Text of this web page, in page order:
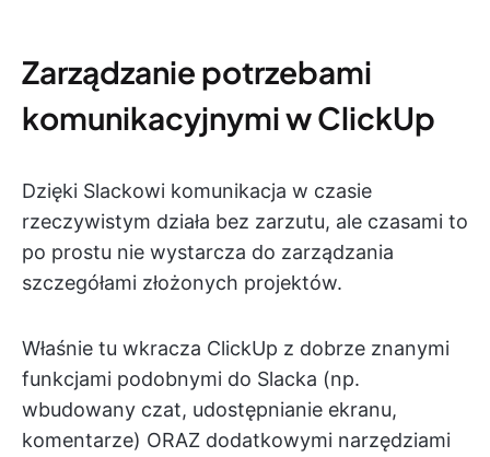
Zarządzanie potrzebami
komunikacyjnymi w ClickUp
Dzięki Slackowi komunikacja w czasie
rzeczywistym działa bez zarzutu, ale czasami to
po prostu nie wystarcza do zarządzania
szczegółami złożonych projektów.
Właśnie tu wkracza ClickUp z dobrze znanymi
funkcjami podobnymi do Slacka (np.
wbudowany czat, udostępnianie ekranu,
komentarze) ORAZ dodatkowymi narzędziami